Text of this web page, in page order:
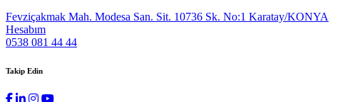
Fevziçakmak Mah. Modesa San. Sit. 10736 Sk. No:1 Karatay/KONYA
Hesabım
0538 081 44 44
Takip Edin